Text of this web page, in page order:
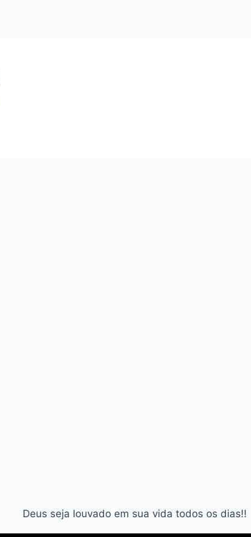
Deus seja louvado em sua vida todos os dias!!